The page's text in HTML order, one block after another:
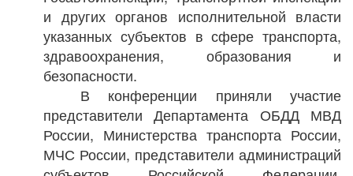
и других органов исполнительной власти
указанных субъектов в сфере транспорта,
здравоохранения, образования и
безопасности.
В конференции приняли участие
представители Департамента ОБДД МВД
России, Министерства транспорта России,
МЧС России, представители администраций